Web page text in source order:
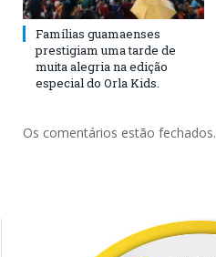
Famílias guamaenses
prestigiam uma tarde de
muita alegria na edição
especial do Orla Kids.
Os comentários estão fechados.